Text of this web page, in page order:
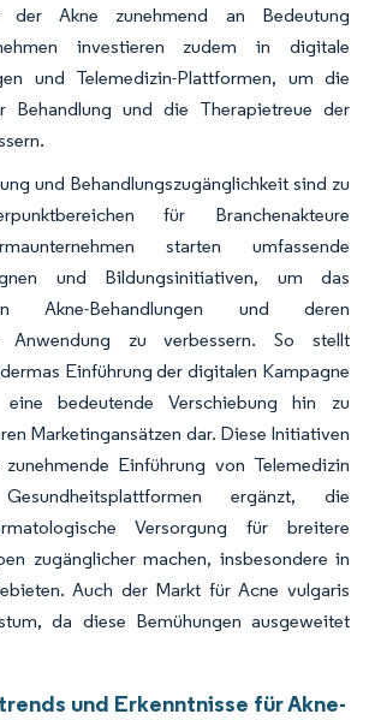
der Akne zunehmend an Bedeutung
investieren zudem in digitale
und Telemedizin-Plattformen, um die
Behandlung und die Therapietreue der
und Behandlungszugänglichkeit sind zu
für Branchenakteure
starten umfassende
und Bildungsinitiativen, um das
Akne-Behandlungen und deren
Anwendung zu verbessern. So stellt
Einführung der digitalen Kampagne
bedeutende Verschiebung hin zu
Marketingansätzen dar. Diese Initiativen
Einführung von Telemedizin
ergänzt, die
Versorgung für breitere
zugänglicher machen, insbesondere in
Auch der Markt für Acne vulgaris
da diese Bemühungen ausgeweitet
und Erkenntnisse für Akne-